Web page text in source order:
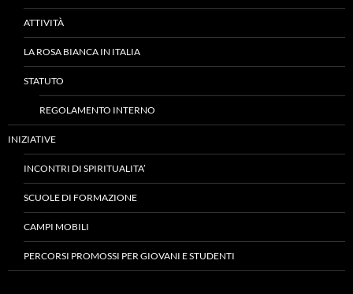
ATTIVITÀ
LA ROSA BIANCA IN ITALIA
STATUTO
REGOLAMENTO INTERNO
INIZIATIVE
INCONTRI DI SPIRITUALITA’
SCUOLE DI FORMAZIONE
CAMPI MOBILI
PERCORSI PROMOSSI PER GIOVANI E STUDENTI